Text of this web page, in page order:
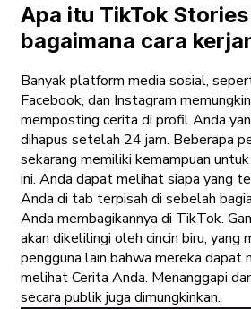
Apa itu TikTok
bagaimana cara
Banyak platform media sosial,
Facebook, dan Instagram
memposting cerita di profil Anda
dihapus setelah 24 jam. Beberapa
sekarang memiliki kemampuan
ini. Anda dapat melihat siapa yang
Anda di tab terpisah di sebelah
Anda membagikannya di TikTok.
akan dikelilingi oleh cincin biru, yang
pengguna lain bahwa mereka dapat
melihat Cerita Anda. Menanggapi
secara publik juga dimungkinkan.